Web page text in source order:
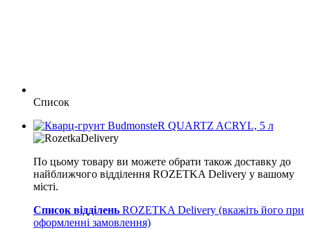
Список
По цьому товару ви можете обрати також доставку до
найближчого відділення ROZETKA Delivery у вашому
місті.
Список відділень ROZETKA Delivery (вкажіть його при
оформленні замовлення)